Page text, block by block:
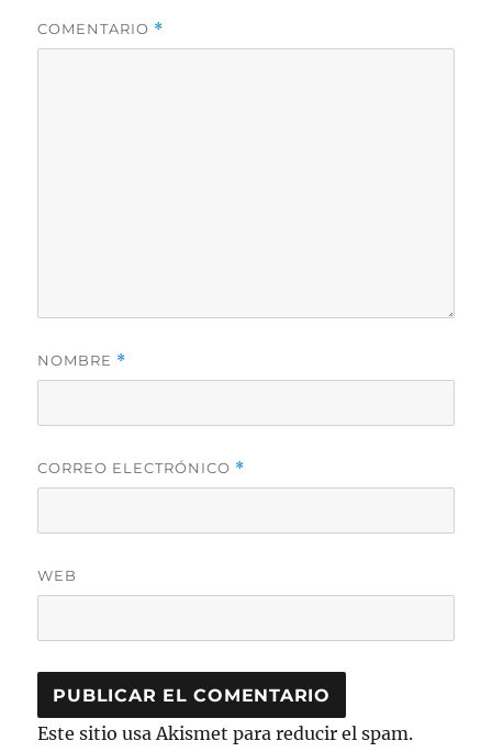
COMENTARIO *
NOMBRE *
CORREO ELECTRÓNICO *
WEB
Este sitio usa Akismet para reducir el spam.